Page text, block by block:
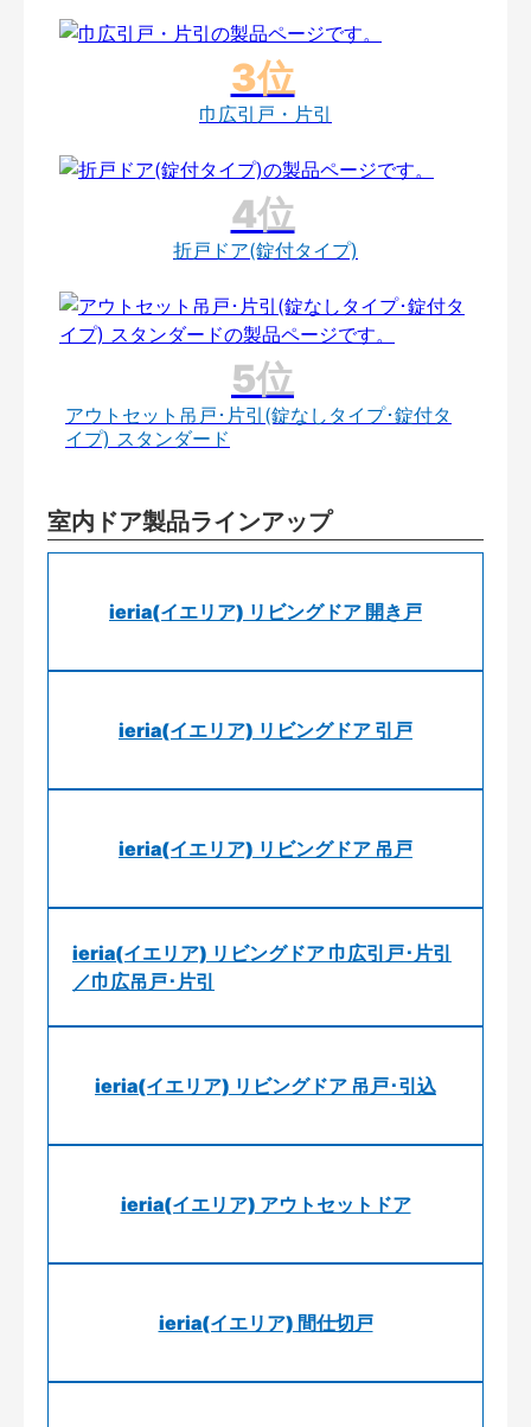
巾広引戸・片引
折戸ドア(錠付タイプ)
アウトセット吊戸･片引(錠なしタイプ･錠付タ
イプ) スタンダード
室内ドア製品ラインアップ
ieria(イエリア) リビングドア 開き戸
ieria(イエリア) リビングドア 引戸
ieria(イエリア) リビングドア 吊戸
ieria(イエリア) リビングドア 巾広引戸･片引
／巾広吊戸･片引
ieria(イエリア) リビングドア 吊戸･引込
ieria(イエリア) アウトセットドア
ieria(イエリア) 間仕切戸